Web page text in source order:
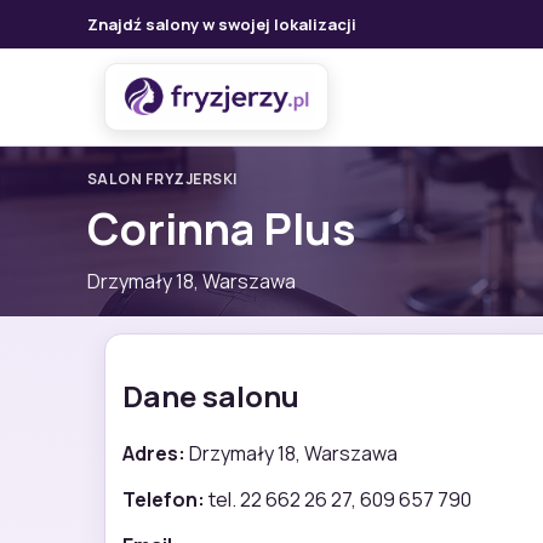
Znajdź salony w swojej lokalizacji
SALON FRYZJERSKI
Corinna Plus
Drzymały 18, Warszawa
Dane salonu
Adres: Drzymały 18, Warszawa
Telefon: tel. 22 662 26 27, 609 657 790